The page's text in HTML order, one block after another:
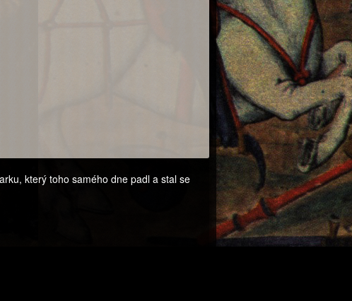
který toho samého dne padl a stal se